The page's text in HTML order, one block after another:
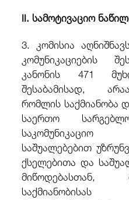
II. სამოტივაციო
3. კომისია
კომუნიკაციების
კანონის 471
შესაბამისად,
რომლის საქმიანობა
საერთო
საშუალებებით
ქსელებითა და